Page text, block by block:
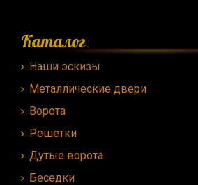
Каталог
Наши эскизы
Металлические двери
Ворота
Решетки
Дутые ворота
Беседки